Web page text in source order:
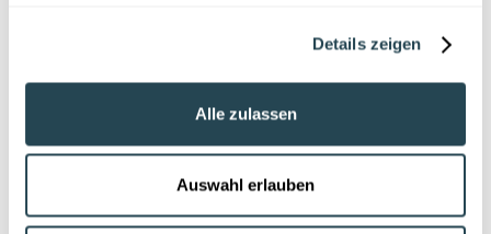
Details zeigen
Alle zulassen
Auswahl erlauben
den wichtigsten Trends und Best Practices aus KI,
Materialdaten und Laborinnovation. Kompakt, fundiert
und mit echtem Mehrwert für Ihre Arbeit.